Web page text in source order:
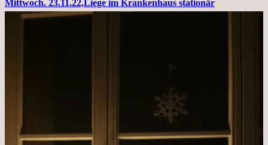
Kleines
Mittwoch. 23.11.22,Liege im Krankenhaus stationär